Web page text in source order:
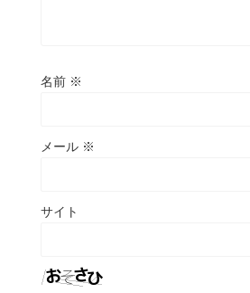
名前 ※
メール ※
サイト